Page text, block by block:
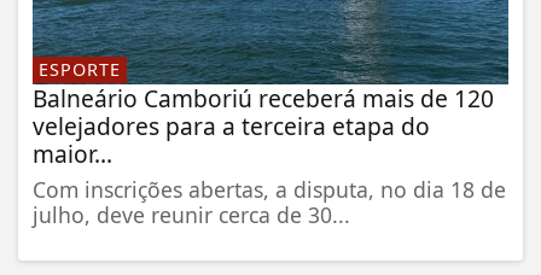
ESPORTE
Balneário Camboriú receberá mais de 120
velejadores para a terceira etapa do
maior...
Com inscrições abertas, a disputa, no dia 18 de
julho, deve reunir cerca de 30...